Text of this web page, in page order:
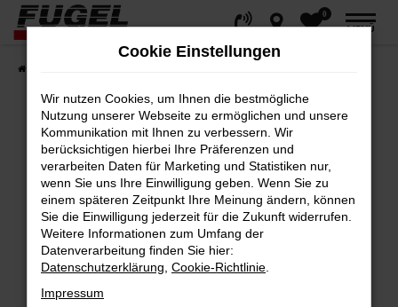
Zum
Hauptinhalt
springen
0
MENÜ
Fehler: Network Error
Beim Laden ist ein Fehler aufgetreten.
Hier sind ein paar Tipps, die dir helfen können:
Überprüfe deine Firewall und deine
Internetverbindung.
Laden andere Webseiten, zum Beispiel
Cookie Einstellungen
Wir nutzen Cookies, um Ihnen die bestmögliche
Nutzung unserer Webseite zu ermöglichen und unsere
Kommunikation mit Ihnen zu verbessern. Wir
berücksichtigen hierbei Ihre Präferenzen und
verarbeiten Daten für Marketing und Statistiken nur,
wenn Sie uns Ihre Einwilligung geben. Wenn Sie zu
einem späteren Zeitpunkt Ihre Meinung ändern, können
Sie die Einwilligung jederzeit für die Zukunft widerrufen.
Weitere Informationen zum Umfang der
Datenverarbeitung finden Sie hier:
Datenschutzerklärung Cookie-Richtlinie
Impressum